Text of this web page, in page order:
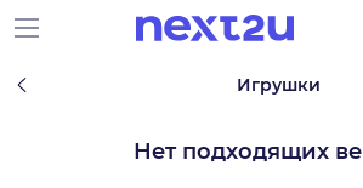
Игрушки
Нет подходящих